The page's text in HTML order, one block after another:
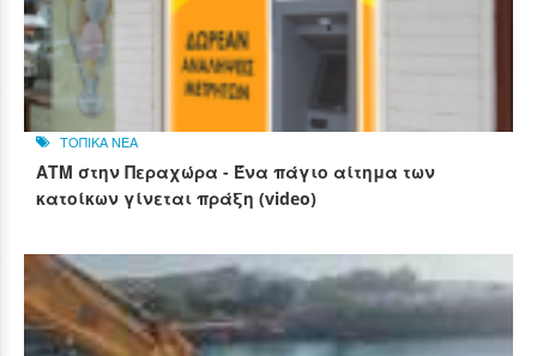
ΤΟΠΙΚΑ ΝΕΑ
ΑΤΜ στην Περαχώρα - Ένα πάγιο αίτημα των
κατοίκων γίνεται πράξη (video)